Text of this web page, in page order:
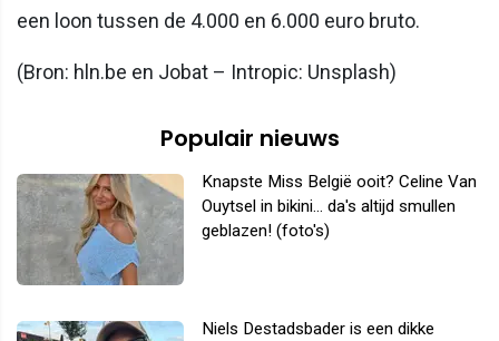
een loon tussen de 4.000 en 6.000 euro bruto.
(Bron: hln.be en Jobat – Intropic: Unsplash)
Populair nieuws
Knapste Miss België ooit? Celine Van
Ouytsel in bikini... da's altijd smullen
geblazen! (foto's)
Niels Destadsbader is een dikke